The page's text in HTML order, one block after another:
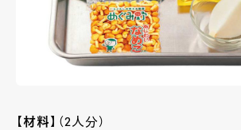
【材料】 （2人分）